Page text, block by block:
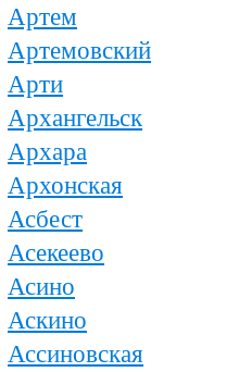
Артем
Артемовский
Арти
Архангельск
Архара
Архонская
Асбест
Асекеево
Асино
Аскино
Ассиновская